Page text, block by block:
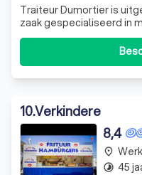
Traiteur Dumortier is
zaak gespecialiseerd in
bedrijven,
inzet van een hecht
verzorgen met dagverse
10.Verkindere
8,4
place
timelapse 45